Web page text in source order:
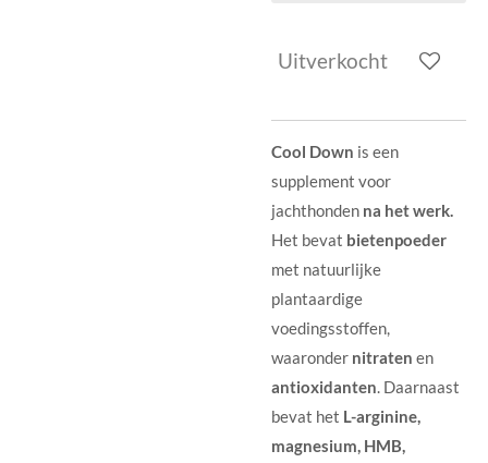
Uitverkocht
Cool Down is een
supplement voor
jachthonden na het werk.
Het bevat bietenpoeder
met natuurlijke
plantaardige
voedingsstoffen,
waaronder nitraten en
antioxidanten. Daarnaast
bevat het L-arginine,
magnesium, HMB,